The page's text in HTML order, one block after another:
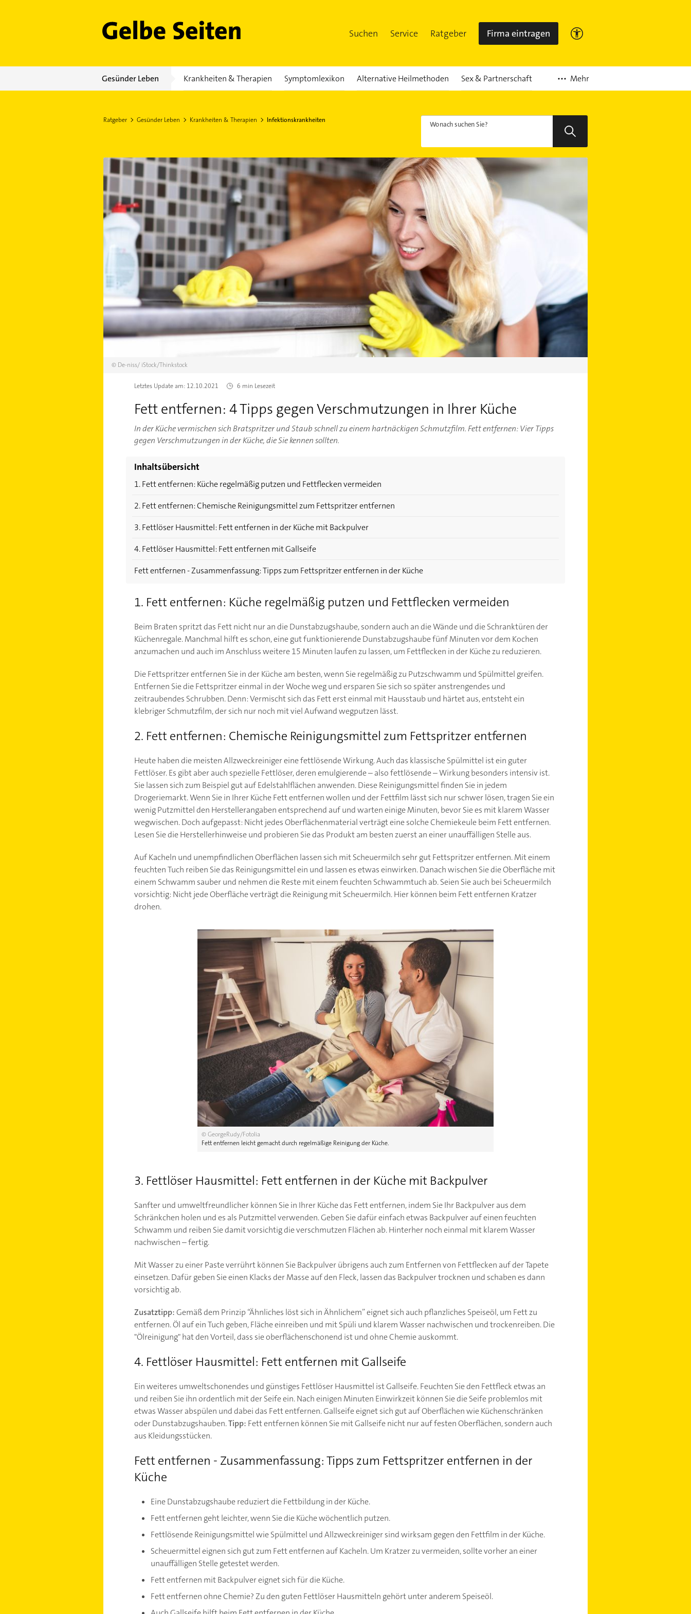
Gelbe Seiten Suchen Service Ratgeber Firma eintragen
Gesünder Leben Krankheiten & Therapien Symptomlexikon Alternative Heilmethoden Sex & Partnerschaft Mehr
Ratgeber Gesünder Leben Krankheiten & Therapien Infektionskrankheiten Wonach suchen Sie?
© De-niss/ iStock/Thinkstock
Letztes Update am: 12.10.2021 6 min Lesezeit
Fett entfernen: 4 Tipps gegen Verschmutzungen in Ihrer Küche
In der Küche vermischen sich Bratspritzer und Staub schnell zu einem hartnäckigen Schmutzfilm. Fett entfernen: Vier Tipps
gegen Verschmutzungen in der Küche, die Sie kennen sollten.
Inhaltsübersicht
1. Fett entfernen: Küche regelmäßig putzen und Fettflecken vermeiden
2. Fett entfernen: Chemische Reinigungsmittel zum Fettspritzer entfernen
3. Fettlöser Hausmittel: Fett entfernen in der Küche mit Backpulver
4. Fettlöser Hausmittel: Fett entfernen mit Gallseife
Fett entfernen - Zusammenfassung: Tipps zum Fettspritzer entfernen in der Küche
1. Fett entfernen: Küche regelmäßig putzen und Fettflecken vermeiden
Beim Braten spritzt das Fett nicht nur an die Dunstabzugshaube, sondern auch an die Wände und die Schranktüren der
Küchenregale. Manchmal hilft es schon, eine gut funktionierende Dunstabzugshaube fünf Minuten vor dem Kochen
anzumachen und auch im Anschluss weitere 15 Minuten laufen zu lassen, um Fettflecken in der Küche zu reduzieren.
Die Fettspritzer entfernen Sie in der Küche am besten, wenn Sie regelmäßig zu Putzschwamm und Spülmittel greifen.
Entfernen Sie die Fettspritzer einmal in der Woche weg und ersparen Sie sich so später anstrengendes und
zeitraubendes Schrubben. Denn: Vermischt sich das Fett erst einmal mit Hausstaub und härtet aus, entsteht ein
klebriger Schmutzfilm, der sich nur noch mit viel Aufwand wegputzen lässt.
2. Fett entfernen: Chemische Reinigungsmittel zum Fettspritzer entfernen
Heute haben die meisten Allzweckreiniger eine fettlösende Wirkung. Auch das klassische Spülmittel ist ein guter
Fettlöser. Es gibt aber auch spezielle Fettlöser, deren emulgierende – also fettlösende – Wirkung besonders intensiv ist.
Sie lassen sich zum Beispiel gut auf Edelstahlflächen anwenden. Diese Reinigungsmittel finden Sie in jedem
Drogeriemarkt. Wenn Sie in Ihrer Küche Fett entfernen wollen und der Fettfilm lässt sich nur schwer lösen, tragen Sie ein
wenig Putzmittel den Herstellerangaben entsprechend auf und warten einige Minuten, bevor Sie es mit klarem Wasser
wegwischen. Doch aufgepasst: Nicht jedes Oberflächenmaterial verträgt eine solche Chemiekeule beim Fett entfernen.
Lesen Sie die Herstellerhinweise und probieren Sie das Produkt am besten zuerst an einer unauffälligen Stelle aus.
Auf Kacheln und unempfindlichen Oberflächen lassen sich mit Scheuermilch sehr gut Fettspritzer entfernen. Mit einem
feuchten Tuch reiben Sie das Reinigungsmittel ein und lassen es etwas einwirken. Danach wischen Sie die Oberfläche mit
einem Schwamm sauber und nehmen die Reste mit einem feuchten Schwammtuch ab. Seien Sie auch bei Scheuermilch
vorsichtig: Nicht jede Oberfläche verträgt die Reinigung mit Scheuermilch. Hier können beim Fett entfernen Kratzer
drohen.
© GeorgeRudy/Fotolia
Fett entfernen leicht gemacht durch regelmäßige Reinigung der Küche.
3. Fettlöser Hausmittel: Fett entfernen in der Küche mit Backpulver
Sanfter und umweltfreundlicher können Sie in Ihrer Küche das Fett entfernen, indem Sie Ihr Backpulver aus dem
Schränkchen holen und es als Putzmittel verwenden. Geben Sie dafür einfach etwas Backpulver auf einen feuchten
Schwamm und reiben Sie damit vorsichtig die verschmutzen Flächen ab. Hinterher noch einmal mit klarem Wasser
nachwischen – fertig.
Mit Wasser zu einer Paste verrührt können Sie Backpulver übrigens auch zum Entfernen von Fettflecken auf der Tapete
einsetzen. Dafür geben Sie einen Klacks der Masse auf den Fleck, lassen das Backpulver trocknen und schaben es dann
vorsichtig ab.
Zusatztipp:Gemäß dem Prinzip “Ähnliches löst sich in Ähnlichem” eignet sich auch pflanzliches Speiseöl, um Fett zu
entfernen. Öl auf ein Tuch geben, Fläche einreiben und mit Spüli und klarem Wasser nachwischen und trockenreiben. Die
"Ölreinigung" hat den Vorteil, dass sie oberflächenschonend ist und ohne Chemie auskommt.
4. Fettlöser Hausmittel: Fett entfernen mit Gallseife
Ein weiteres umweltschonendes und günstiges Fettlöser Hausmittel ist Gallseife. Feuchten Sie den Fettfleck etwas an
und reiben Sie ihn ordentlich mit der Seife ein. Nach einigen Minuten Einwirkzeit können Sie die Seife problemlos mit
etwas Wasser abspülen und dabei das Fett entfernen. Gallseife eignet sich gut auf Oberflächen wie Küchenschränken
oder Dunstabzugshauben.Tipp: Fett entfernen können Sie mit Gallseife nicht nur auf festen Oberflächen, sondern auch
aus Kleidungsstücken.
Fett entfernen - Zusammenfassung: Tipps zum Fettspritzer entfernen in der
Küche
Eine Dunstabzugshaube reduziert die Fettbildung in der Küche.
Fett entfernen geht leichter, wenn Sie die Küche wöchentlich putzen.
Fettlösende Reinigungsmittel wie Spülmittel und Allzweckreiniger sind wirksam gegen den Fettfilm in der Küche.
Scheuermittel eignen sich gut zum Fett entfernen auf Kacheln. Um Kratzer zu vermeiden, sollte vorher an einer
unauffälligen Stelle getestet werden.
Fett entfernen mit Backpulver eignet sich für die Küche.
Fett entfernen ohne Chemie? Zu den guten Fettlöser Hausmitteln gehört unter anderem Speiseöl.